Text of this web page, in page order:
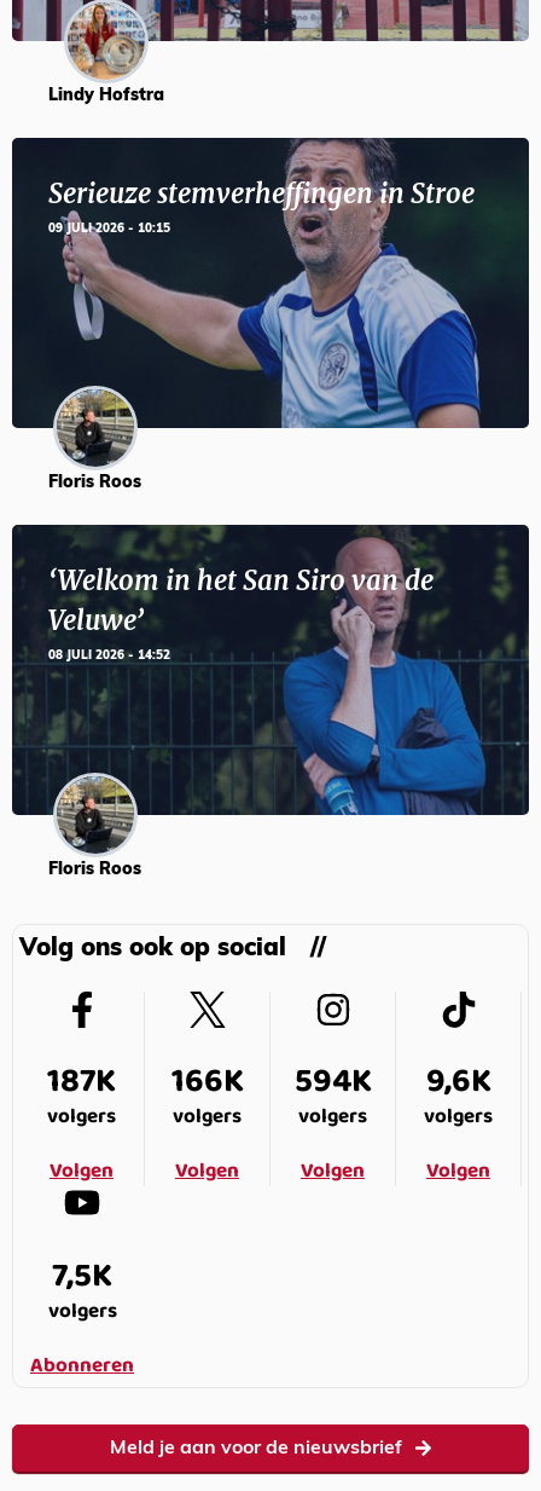
Lindy Hofstra
Serieuze stemverheffingen in Stroe
09 JULI 2026 - 10:15
Floris Roos
‘Welkom in het San Siro van de
Veluwe’
08 JULI 2026 - 14:52
Floris Roos
Volg ons ook op social
187K
volgers
Volgen
166K
volgers
Volgen
594K
volgers
Volgen
9,6K
volgers
Volgen
7,5K
volgers
Abonneren
Meld je aan voor de nieuwsbrief